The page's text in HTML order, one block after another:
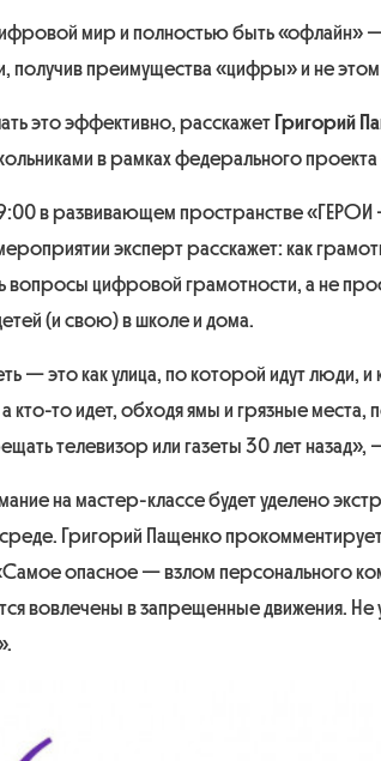
мир и полностью быть «офлайн»
получив преимущества «цифры» и не
это эффективно, расскажет Григорий
в рамках федерального проекта
в развивающем пространстве «ГЕРОИ
эксперт расскажет: как
вопросы цифровой грамотности, а не
(и свою) в школе и дома.
— это как улица, по которой идут люди,
а кто-то идет, обходя ямы и грязные
телевизор или газеты 30 лет назад»,
на мастер-классе будет уделено
Григорий Пащенко
опасное — взлом персонального
вовлечены в запрещенные движения.